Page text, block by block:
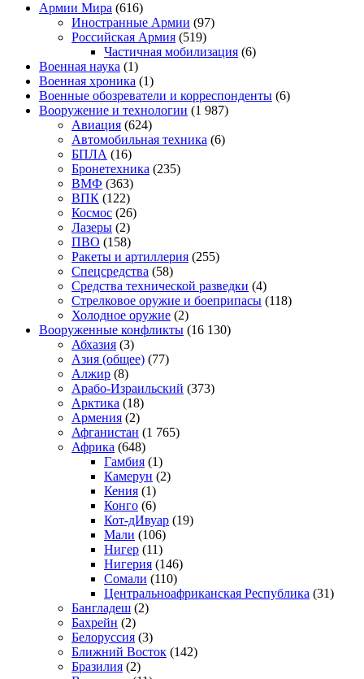
Армии Мира (616)
Иностранные Армии (97)
Российская Армия (519)
Частичная мобилизация (6)
Военная наука (1)
Военная хроника (1)
Военные обозреватели и корреспонденты (6)
Вооружение и технологии (1 987)
Авиация (624)
Автомобильная техника (6)
БПЛА (16)
Бронетехника (235)
ВМФ (363)
ВПК (122)
Космос (26)
Лазеры (2)
ПВО (158)
Ракеты и артиллерия (255)
Спецсредства (58)
Средства технической разведки (4)
Стрелковое оружие и боеприпасы (118)
Холодное оружие (2)
Вооруженные конфликты (16 130)
Абхазия (3)
Азия (общее) (77)
Алжир (8)
Арабо-Израильский (373)
Арктика (18)
Армения (2)
Афганистан (1 765)
Африка (648)
Гамбия (1)
Камерун (2)
Кения (1)
Конго (6)
Кот-дИвуар (19)
Мали (106)
Нигер (11)
Нигерия (146)
Сомали (110)
Центральноафриканская Республика (31)
Бангладеш (2)
Бахрейн (2)
Белоруссия (3)
Ближний Восток (142)
Бразилия (2)